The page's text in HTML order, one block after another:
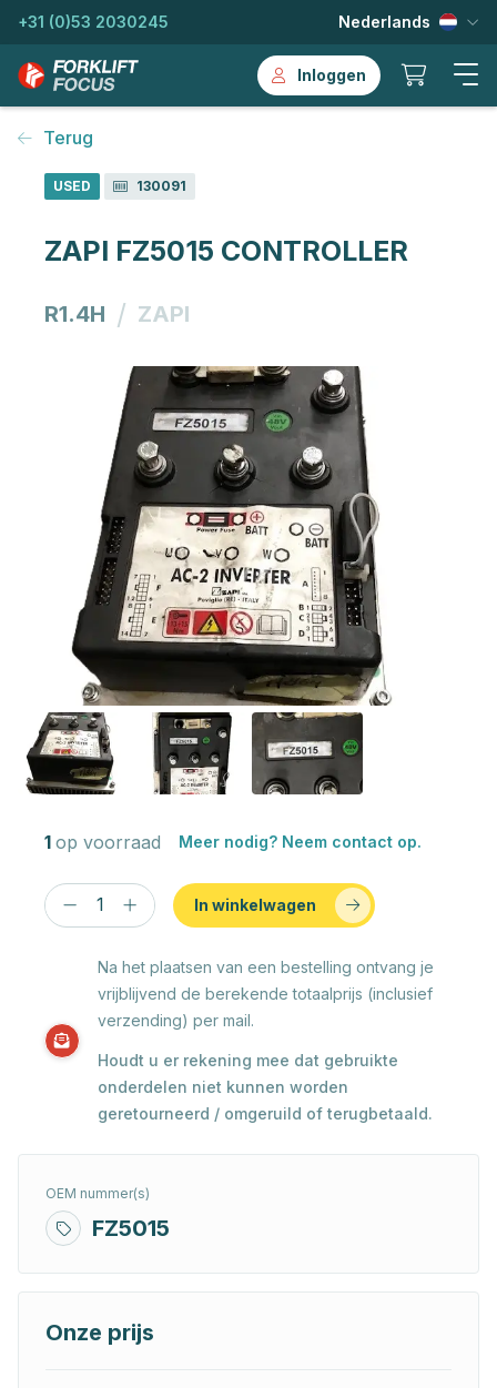
+31 (0)53 2030245 Nederlands
Inloggen
Terug
USED 130091
ZAPI FZ5015 CONTROLLER
R1.4H / ZAPI
1 op voorraad Meer nodig? Neem contact op.
In winkelwagen
Na het plaatsen van een bestelling ontvang je
vrijblijvend de berekende totaalprijs (inclusief
verzending) per mail.
Houdt u er rekening mee dat gebruikte
onderdelen niet kunnen worden
geretourneerd / omgeruild of terugbetaald.
OEM nummer(s)
FZ5015
Onze prijs